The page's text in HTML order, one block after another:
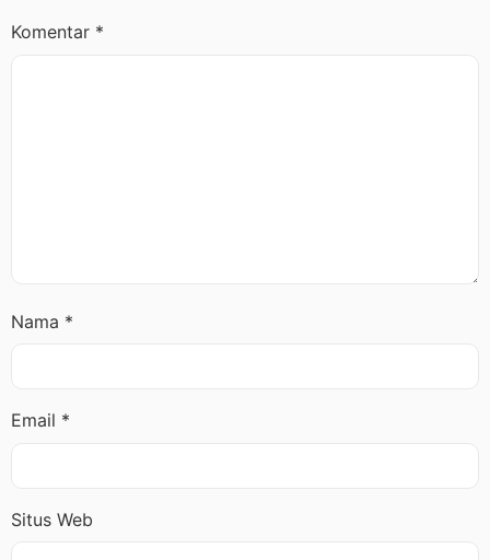
Komentar *
Nama *
Email *
Situs Web